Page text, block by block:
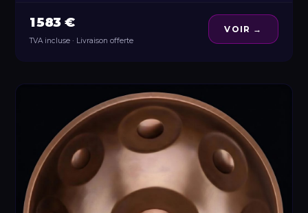
1 583 €
TVA incluse · Livraison offerte
VOIR →